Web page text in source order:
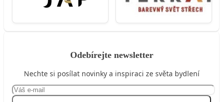
Odebírejte newsletter
Nechte si posílat novinky a inspiraci ze světa bydlení